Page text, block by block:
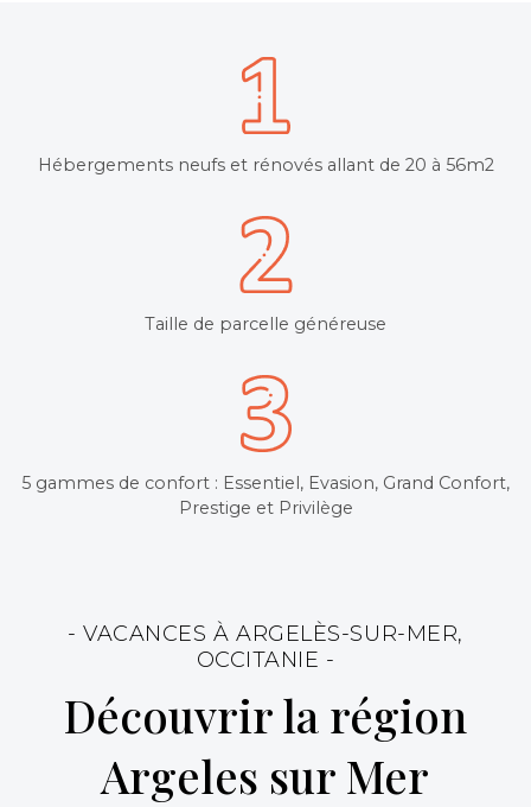
Hébergements neufs et rénovés allant de 20 à 56m2
Taille de parcelle généreuse
5 gammes de confort : Essentiel, Evasion, Grand Confort,
Prestige et Privilège
- VACANCES À ARGELÈS-SUR-MER,
OCCITANIE -
Découvrir la région
Argeles sur Mer